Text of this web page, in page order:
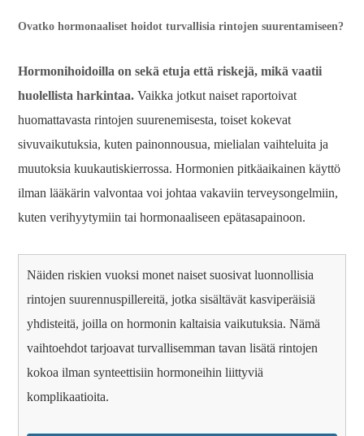
Ovatko hormonaaliset hoidot turvallisia rintojen suurentamiseen?
Hormonihoidoilla on sekä etuja että riskejä, mikä vaatii
huolellista harkintaa. Vaikka jotkut naiset raportoivat
huomattavasta rintojen suurenemisesta, toiset kokevat
sivuvaikutuksia, kuten painonnousua, mielialan vaihteluita ja
muutoksia kuukautiskierrossa. Hormonien pitkäaikainen käyttö
ilman lääkärin valvontaa voi johtaa vakaviin terveysongelmiin,
kuten verihyytymiin tai hormonaaliseen epätasapainoon.
Näiden riskien vuoksi monet naiset suosivat luonnollisia
rintojen suurennuspillereitä, jotka sisältävät kasviperäisiä
yhdisteitä, joilla on hormonin kaltaisia ​​vaikutuksia. Nämä
vaihtoehdot tarjoavat turvallisemman tavan lisätä rintojen
kokoa ilman synteettisiin hormoneihin liittyviä
komplikaatioita.